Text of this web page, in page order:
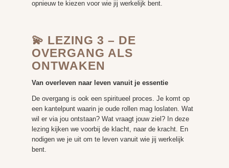
opnieuw te kiezen voor wie jij werkelijk bent.
💫 LEZING 3 – DE
OVERGANG ALS
ONTWAKEN
Van overleven naar leven vanuit je essentie
De overgang is ook een spiritueel proces. Je komt op
een kantelpunt waarin je oude rollen mag loslaten. Wat
wil er via jou ontstaan? Wat vraagt jouw ziel? In deze
lezing kijken we voorbij de klacht, naar de kracht. En
nodigen we je uit om te leven vanuit wie jij werkelijk
bent.